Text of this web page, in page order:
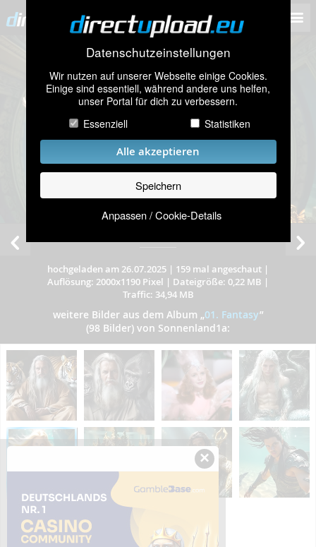
Datenschutzeinstellungen
Wir nutzen auf unserer Webseite einige Cookies.
Einige sind essentiell, während andere uns helfen,
unser Portal für dich zu verbessern.
Essenziell
Statistiken
Alle akzeptieren
Speichern
Anpassen / Cookie-Details
hochgeladen am 26.07.2025 | 159 mal angeschaut |
Auflösung: 2000x1190 Pixel | Dateigröße: 0,22 MB |
Traffic: 34,94 MB
weitere Bilder aus dem Album „01. Fantasy”
(98 Bilder) von Sonnenland1a:
×